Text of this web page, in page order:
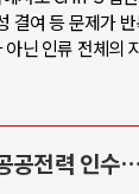
결여 등 문제가
닌 인류 전체의
공전력 인